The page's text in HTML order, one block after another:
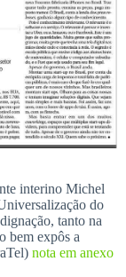
interino Michel
do
tanto na
bem expôs a
nota em anexo